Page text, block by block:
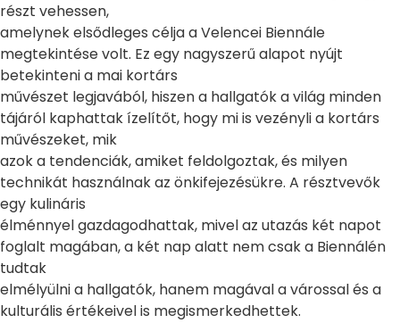
részt vehessen,
amelynek elsődleges célja a Velencei Biennále
megtekintése volt. Ez egy nagyszerű alapot nyújt
betekinteni a mai kortárs
művészet legjavából, hiszen a hallgatók a világ minden
tájáról kaphattak ízelítőt, hogy mi is vezényli a kortárs
művészeket, mik
azok a tendenciák, amiket feldolgoztak, és milyen
technikát használnak az önkifejezésükre. A résztvevők
egy kulináris
élménnyel gazdagodhattak, mivel az utazás két napot
foglalt magában, a két nap alatt nem csak a Biennálén
tudtak
elmélyülni a hallgatók, hanem magával a várossal és a
kulturális értékeivel is megismerkedhettek.